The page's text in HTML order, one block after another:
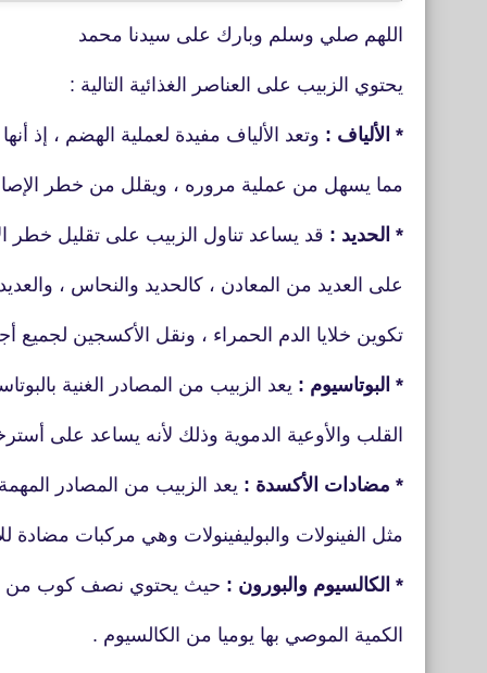
اللهم صلي وسلم وبارك على سيدنا محمد
يحتوي الزبيب على العناصر الغذائية التالية :
* الألياف : وتعد الألياف مفيدة لعملية الهضم ، إذ
مما يسهل من عملية مروره ، ويقلل من خطر
* الحديد : قد يساعد تناول الزبيب على تقليل خطر
على العديد من المعادن ، كالحديد والنحاس ،
تكوين خلايا الدم الحمراء ، ونقل الأكسجين لجميع
* البوتاسيوم : يعد الزبيب من المصادر الغنية
القلب والأوعية الدموية وذلك لأنه يساعد على
* مضادات الأكسدة : يعد الزبيب من المصادر المهمة
مثل الفينولات والبوليفينولات وهي مركبات مضادة
* الكالسيوم والبورون : حيث يحتوي نصف كوب من
الكمية الموصي بها يوميا من الكالسيوم .